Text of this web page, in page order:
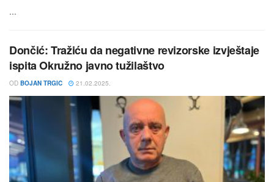
...
Dončić: Tražiću da negativne revizorske izvještaje
ispita Okružno javno tužilaštvo
OD BOJAN TRGIC 21.02.2025.